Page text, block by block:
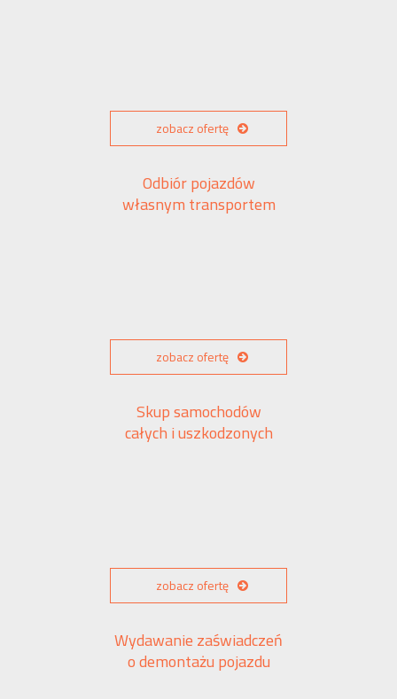
zobacz ofertę
Odbiór pojazdów
własnym transportem
zobacz ofertę
Skup samochodów
całych i uszkodzonych
zobacz ofertę
Wydawanie zaświadczeń
o demontażu pojazdu